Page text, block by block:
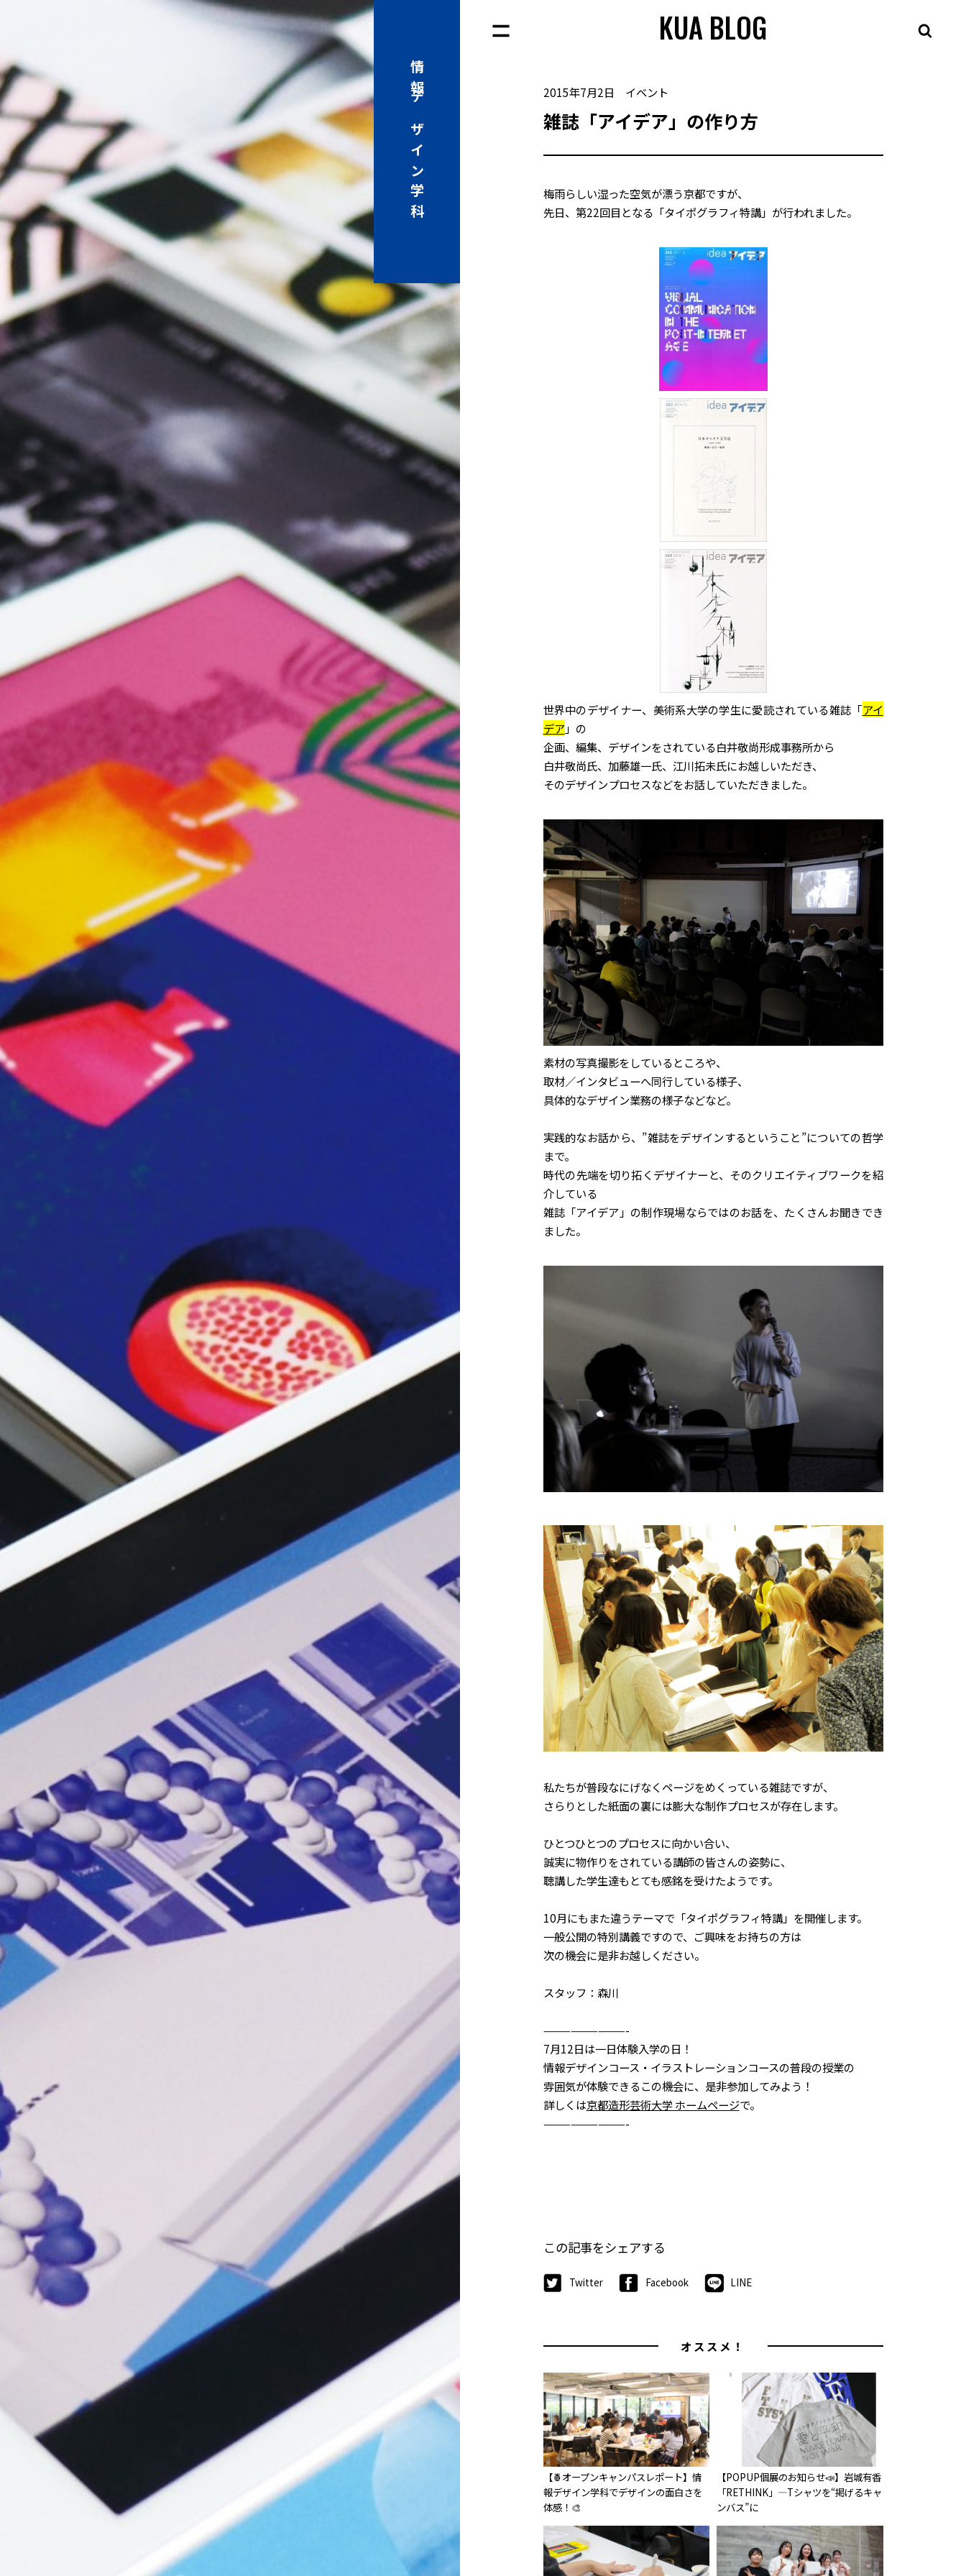
KUA BLOG
情報
デザイン学科
2015年7月2日 イベント
雑誌「アイデア」の作り方
梅雨らしい湿った空気が漂う京都ですが、
先日、第22回目となる「タイポグラフィ特講」が行われました。
世界中のデザイナー、美術系大学の学生に愛読されている雑誌「アイ
デア 」の
企画、編集、デザインをされている白井敬尚形成事務所から
白井敬尚氏、加藤雄一氏、江川拓未氏にお越しいただき、
そのデザインプロセスなどをお話していただきました。
素材の写真撮影をしているところや、
取材／インタビューへ同行している様子、
具体的なデザイン業務の様子などなど。
実践的なお話から、”雑誌をデザインするということ”についての哲学
まで。
時代の先端を切り拓くデザイナーと、そのクリエイティブワークを紹
介している
雑誌「アイデア」の制作現場ならではのお話を、たくさんお聞きでき
ました。
私たちが普段なにげなく ページをめくっている雑誌ですが、
さらりとした紙面の裏には膨大な制作プロセスが存在します。
ひとつひとつのプロセスに向かい合い、
誠実に物作りをされている講師の皆さんの姿勢に、
聴講した学生達もとても感銘を受けたようです。
10月にもまた違うテーマで「タイポグラフィ特講」を開催します。
一般公開の特別講義ですので、ご興味をお持ちの方は
次の機会に是非お越しください。
スタッフ：森川
—————————-
7月12日は一日体験入学の日！
情報デザインコース・イラストレーションコースの普段の授業の
雰囲気が体験できるこの機会に、是非参加してみよう！
詳しくは京都造形芸術大学 ホームページで。
—————————-
この記事をシェアする
Twitter Facebook LINE
オススメ！
【🍍オープンキャンパスレポート】情
報デザイン学科でデザインの面白さを
体感！🎨
【POPUP個展のお知らせ📣】岩城有香
「RETHINK」—Tシャツを“掲げるキャ
ンバス”に